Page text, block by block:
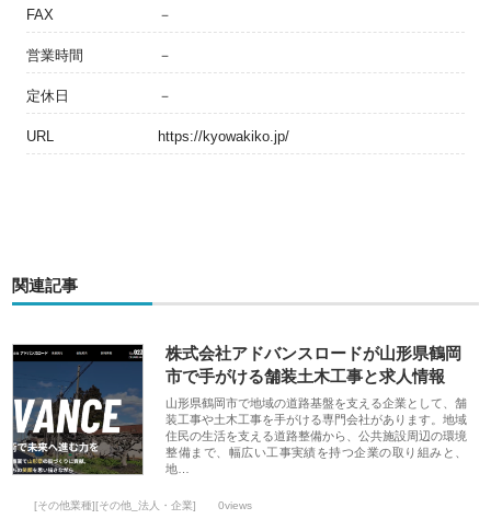
FAX －
営業時間 －
定休日 －
URL https://kyowakiko.jp/
関連記事
株式会社アドバンスロードが山形県鶴岡
市で手がける舗装土木工事と求人情報
山形県鶴岡市で地域の道路基盤を支える企業として、舗
装工事や土木工事を手がける専門会社があります。地域
住民の生活を支える道路整備から、公共施設周辺の環境
整備まで、幅広い工事実績を持つ企業の取り組みと、
地…
[その他業種][その他_法人・企業] 0views